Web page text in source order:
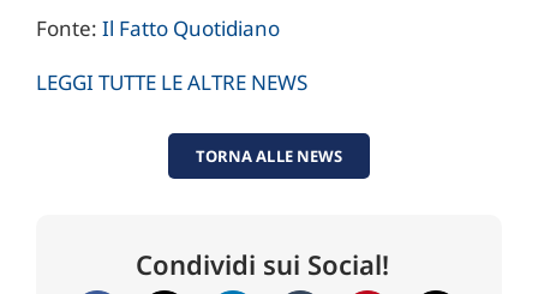
Fonte: Il Fatto Quotidiano
LEGGI TUTTE LE ALTRE NEWS
TORNA ALLE NEWS
Condividi sui Social!